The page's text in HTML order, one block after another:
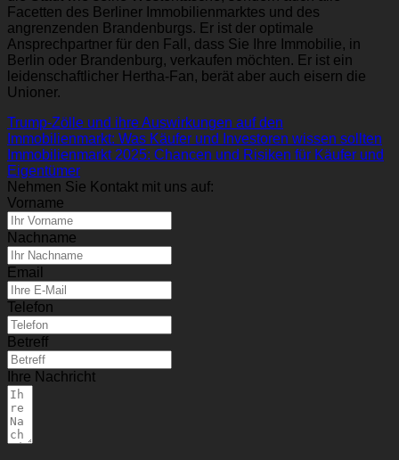
Facetten des Berliner Immobilienmarktes und des
angrenzenden Brandenburgs. Er ist der optimale
Ansprechpartner für den Fall, dass Sie Ihre Immobilie, in
Berlin oder Brandenburg, verkaufen möchten. Er ist ein
leidenschaftlicher Hertha-Fan, berät aber auch eisern die
Unioner.
Trump-Zölle und ihre Auswirkungen auf den
Immobilienmarkt: Was Käufer und Investoren wissen sollten
Immobilienmarkt 2025: Chancen und Risiken für Käufer und
Eigentümer
Nehmen Sie Kontakt mit uns auf:
Vorname
Nachname
Email
Telefon
Betreff
Ihre Nachricht